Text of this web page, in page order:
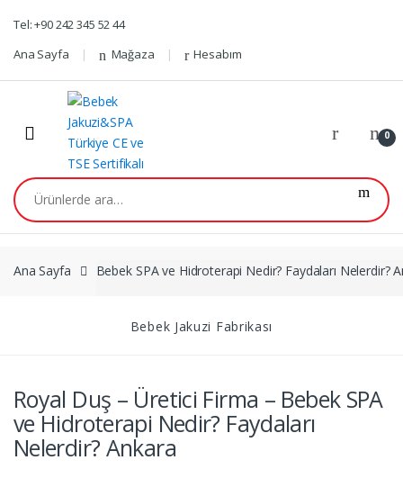
navigation
content
Tel: +90 242 345 52 44
Ana Sayfa
Mağaza Hesabım
0
Ara:
Ana Sayfa Bebek SPA ve Hidroterapi Nedir? Faydaları Nelerdir?
Bebek Jakuzi Fabrikası
Royal Duş – Üretici Firma – Bebek SPA
ve Hidroterapi Nedir? Faydaları
Nelerdir? Ankara